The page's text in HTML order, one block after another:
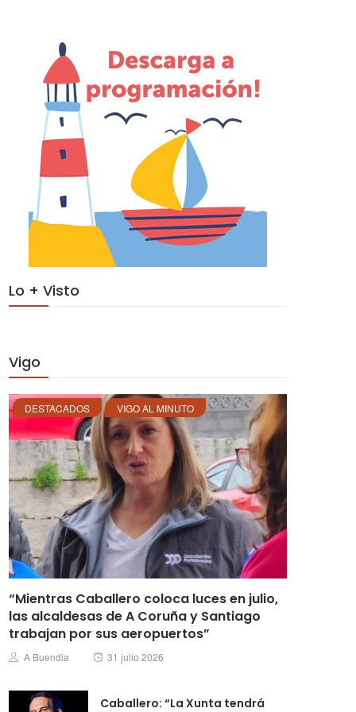
Lo + Visto
Vigo
DESTACADOS VIGO AL MINUTO
“Mientras Caballero coloca luces en julio,
las alcaldesas de A Coruña y Santiago
trabajan por sus aeropuertos”
Author
A Buendia
Posted
31 julio 2026
Caballero: “La Xunta tendrá